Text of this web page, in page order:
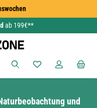
ab 199€**
Du hast 0
und